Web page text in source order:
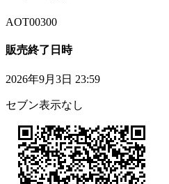
AOT00300
販売終了日時
2026年9月3日 23:59
セブン表示なし